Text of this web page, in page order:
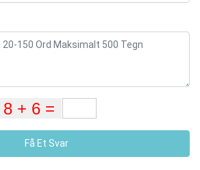
Få Et Svar